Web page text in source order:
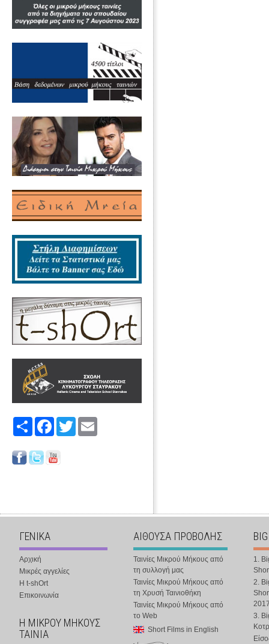
Share FacebookTwitter
ΓΕΝΙΚΑ
Αρχική
Μικρές αγγελίες
Η t-shOrt
Επικοινωνία
Η ΜΙΚΡΟΥ ΜΗΚΟΥΣ
ΤΑΙΝΙΑ
ΑΙΘΟΥΣΑ ΠΡΟΒΟΛΗΣ
Ταινίες Μικρού Μήκους από
τη συλλογή μας
Ταινίες Μικρού Μήκους από
τη Χρυσή Ταινιοθήκη
Ταινίες Μικρού Μήκους από
το Web
Short Films in English
1.
2.
3.